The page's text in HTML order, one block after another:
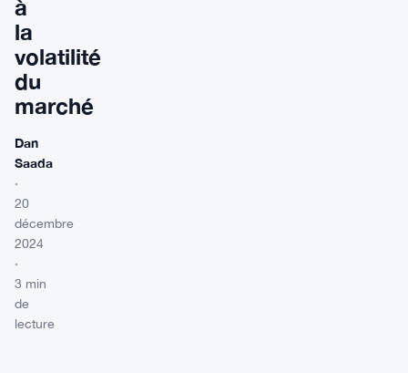
à
la
volatilité
du
marché
Dan
Saada
·
20
décembre
2024
·
3 min
de
lecture